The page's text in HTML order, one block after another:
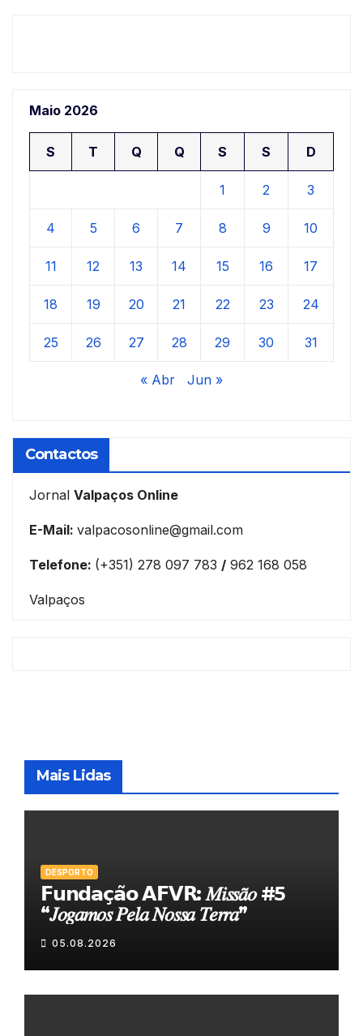
Maio 2026
S T Q Q S S D
1 2 3
4 5 6 7 8 9 10
11 12 13 14 15 16 17
18 19 20 21 22 23 24
25 26 27 28 29 30 31
« Abr Jun »
Contactos
Jornal Valpaços Online
E-Mail: valpacosonline@gmail.com
Telefone: (+351) 278 097 783 / 962 168 058
Valpaços
Mais Lidas
DESPORTO
𝗙𝘂𝗻𝗱𝗮𝗰̧𝗮̃𝗼 𝗔𝗙𝗩𝗥: 𝑀𝑖𝑠𝑠𝑎̃𝑜 #5
“𝐽𝑜𝑔𝑎𝑚𝑜𝑠 𝑃𝑒𝑙𝑎 𝑁𝑜𝑠𝑠𝑎 𝑇𝑒𝑟𝑟𝑎”
05.08.2026